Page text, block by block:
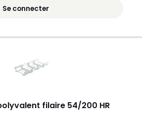
Se connecter
filaire 54/200 HR